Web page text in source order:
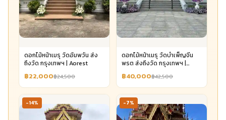
ดอกไม้หน้าเมรุ วัดอัมพวัน ส่ง
ถึงวัด กรุงเทพฯ | Aorest
฿22,000฿24,500
ดอกไม้หน้าเมรุ วัดบำเพ็ญจีน
พรต ส่งถึงวัด กรุงเทพฯ |
฿40,000฿42,500
-14% -7%